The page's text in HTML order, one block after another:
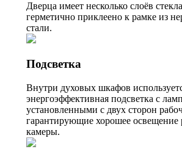
Дверца имеет несколько слоёв
герметично приклеено к рамке из
стали.
Подсветка
Внутри духовых шкафов
энергоэффективная подсветка с
установленными с двух сторон
гарантирующие хорошее освещение
камеры.